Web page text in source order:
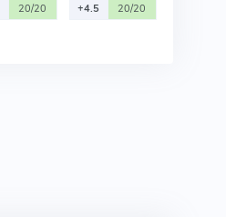
20/20
+4.5
20/20